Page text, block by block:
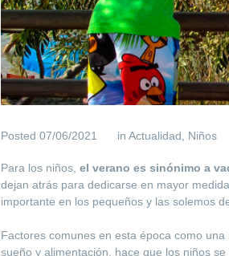
Posted 07/06/2021 inActualidad, Niños
Para los niños, el verano es sinónimo a
dejan atrás para dedicarse en mayor
importante en los pequeños y las solemos
Factores comunes en esta época como
sueño y alimentación, hace que los niños se